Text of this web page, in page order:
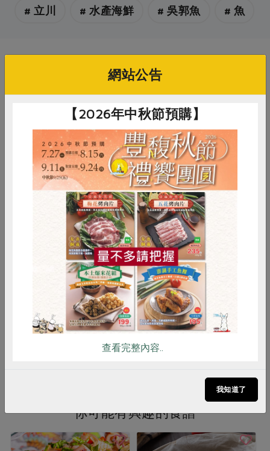
# 立川 # 水產海鮮 # 吳郭魚 # 魚
你可能有興趣的產品
蔡志強(立川農場股份有限公司) 蔡志強(立川農場股份有限公司)
吳郭魚下巴-500g
500公克
葷 冷凍
$120
看更多產品
你可能有興趣的食譜
RPET 食譜 減硝酸鹽
雞蛋 食安 共同購買
網站公告
【2026年中秋節預購】
查看完整內容..
我知道了